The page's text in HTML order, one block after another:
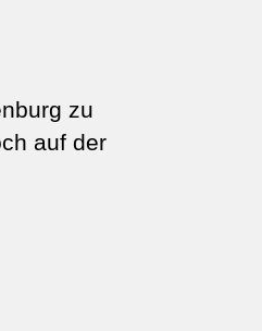
zu
auf der